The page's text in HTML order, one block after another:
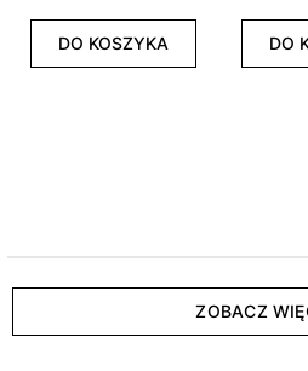
DO KOSZYKA DO
ZOBACZ